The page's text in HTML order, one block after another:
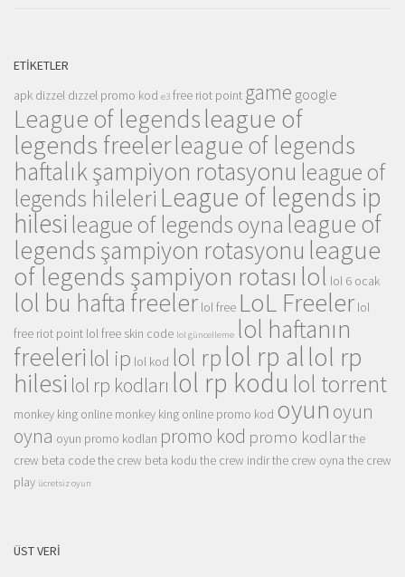
ETIKETLER
apk dizzel dızzel promo kod e3 free riot point game google
League of legendsleague of
legends freelerleague of legends
haftalık şampiyon rotasyonu league of
legends hileleri League of legends ip
hilesi league of legends oyna league of
legends şampiyon rotasyonu league
of legends şampiyon rotası lol lol 6 ocak
lol bu hafta freeler lol free LoL Freeler lol
free riot point lol free skin code lol güncelleme lol haftanın
freeleri lol ip lol kod lol rplol rp allol rp
hilesi lol rp kodları lol rp kodu lol torrent
monkey king online monkey king online promo kod oyun oyun
oyna oyun promo kodları promo kod promo kodlarthe
crew beta codethe crew beta kodu the crew indirthe crew oyna the crew
play ücretsiz oyun
ÜST VERI